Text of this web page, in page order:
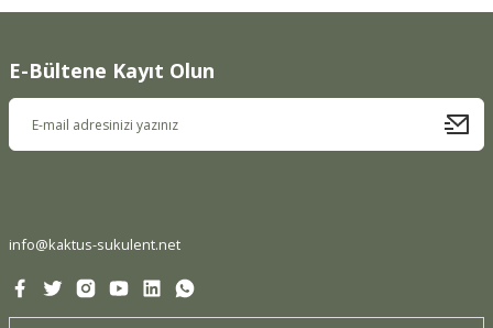
E-Bültene Kayıt Olun
info@kaktus-sukulent.net